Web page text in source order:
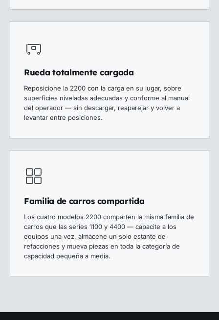
Rueda totalmente cargada
Reposicione la 2200 con la carga en su lugar, sobre
superficies niveladas adecuadas y conforme al manual
del operador — sin descargar, reaparejar y volver a
levantar entre posiciones.
Familia de carros compartida
Los cuatro modelos 2200 comparten la misma familia de
carros que las series 1100 y 4400 — capacite a los
equipos una vez, almacene un solo estante de
refacciones y mueva piezas en toda la categoría de
capacidad pequeña a media.